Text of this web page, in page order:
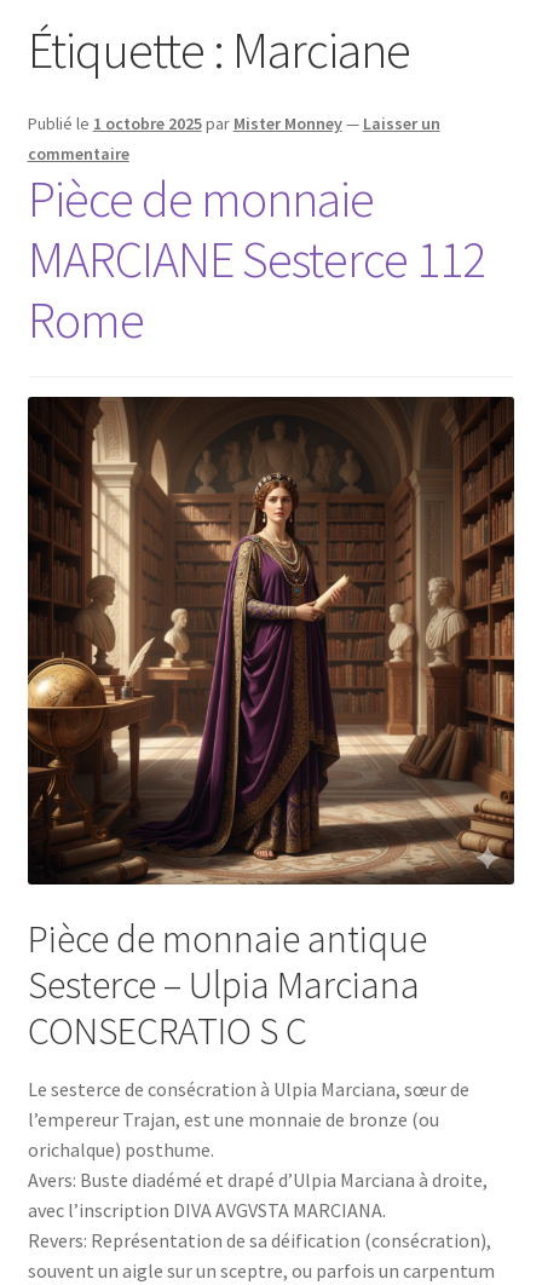
Étiquette : Marciane
Publié le 1 octobre 2025par Mister Monney— Laisser un
commentaire
Pièce de monnaie
MARCIANE Sesterce 112
Rome
Pièce de monnaie antique
Sesterce – Ulpia Marciana
CONSECRATIO S C
Le sesterce de consécration à Ulpia Marciana, sœur de
l’empereur Trajan, est une monnaie de bronze (ou
orichalque) posthume.
Avers: Buste diadémé et drapé d’Ulpia Marciana à droite,
avec l’inscription DIVA AVGVSTA MARCIANA.
Revers: Représentation de sa déification (consécration),
souvent un aigle sur un sceptre, ou parfois un carpentum